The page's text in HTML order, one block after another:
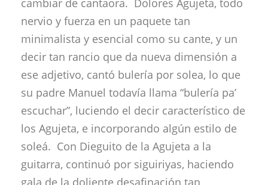
cambiar de cantaora. Dolores Agujeta, todo
nervio y fuerza en un paquete tan
minimalista y esencial como su cante, y un
decir tan rancio que da nueva dimensión a
ese adjetivo, cantó bulería por solea, lo que
su padre Manuel todavía llama “bulería pa’
escuchar”, luciendo el decir característico de
los Agujeta, e incorporando algún estilo de
soleá. Con Dieguito de la Agujeta a la
guitarra, continuó por siguiriyas, haciendo
gala de la doliente desafinación tan